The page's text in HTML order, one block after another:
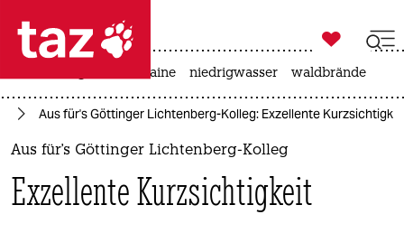
 taz zahl ich
taz zahl ich
politik

taz zahl ich
krieg in der ukraine niedrigwasser waldbrände
Aus für's Göttinger Lichtenberg-Kolleg: Exzellente
Aus für's Göttinger Lichtenberg-Kolleg
Exzellente Kurzsichtigkeit